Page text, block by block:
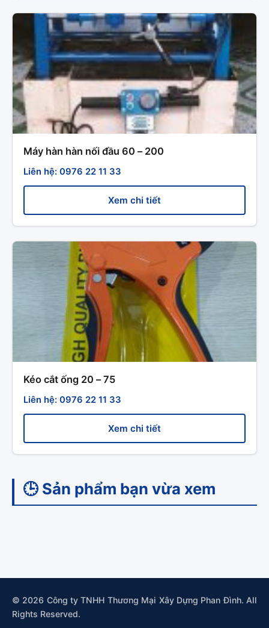
Máy hàn hàn nối đầu 60 – 200
Liên hệ: 0976 22 11 33
Xem chi tiết
Kéo cắt ống 20 – 75
Liên hệ: 0976 22 11 33
Xem chi tiết
🕒 Sản phẩm bạn vừa xem
© 2026 Công ty TNHH Thương Mại Xây Dựng Phan Đình. All
Rights Reserved.